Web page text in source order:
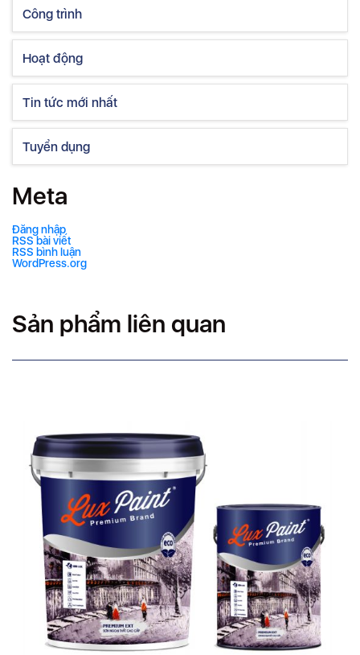
Công trình
Hoạt động
Tin tức mới nhất
Tuyển dụng
Meta
Đăng nhập
RSS bài viết
RSS bình luận
WordPress.org
Sản phẩm liên quan